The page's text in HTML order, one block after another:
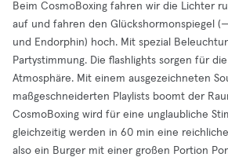
Beim CosmoBoxing fahren wir die Lichter
auf und fahren den Glückshormonspiegel
und Endorphin) hoch. Mit spezial
Partystimmung. Die flashlights sorgen für
Atmosphäre. Mit einem ausgezeichneten
maßgeschneiderten Playlists boomt der
CosmoBoxing wird für eine unglaubliche
gleichzeitig werden in 60 min eine
also ein Burger mit einer großen Portion